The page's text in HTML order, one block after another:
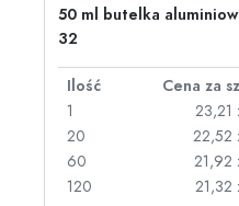
50 ml butelka
32
Ilość
1
23,21
20
22,52
60
21,92
120
21,32